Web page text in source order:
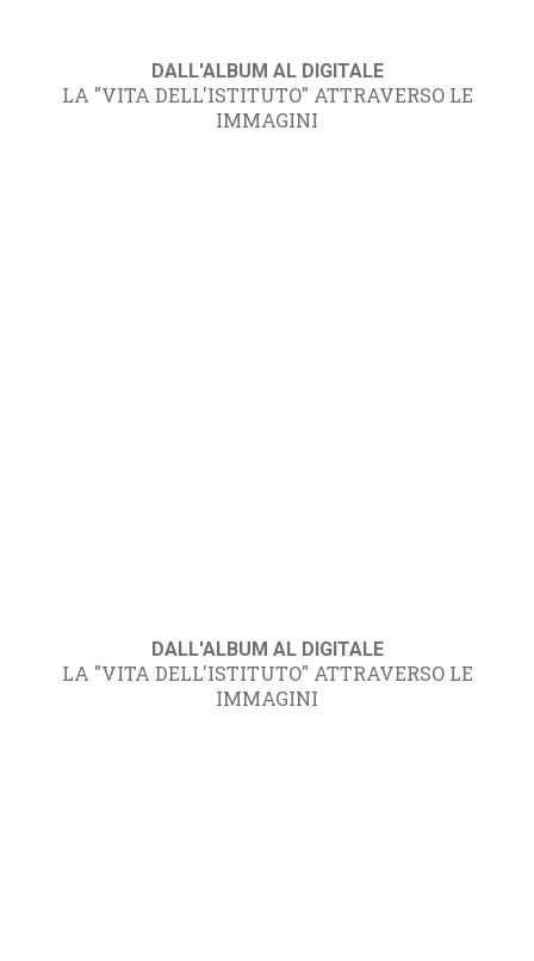
DALL'ALBUM AL DIGITALE
LA "VITA DELL'ISTITUTO" ATTRAVERSO LE
IMMAGINI
DALL'ALBUM AL DIGITALE
LA "VITA DELL'ISTITUTO" ATTRAVERSO LE
IMMAGINI